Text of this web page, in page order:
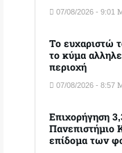
07/08/2026 - 9:01
Το ευχαριστώ
το κύμα
περιοχή
07/08/2026 - 8:57
Επιχορήγηση
Πανεπιστήμιο
επίδομα των